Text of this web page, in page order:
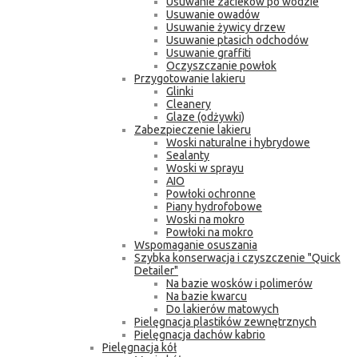
Usuwanie owadów
Usuwanie żywicy drzew
Usuwanie ptasich odchodów
Usuwanie graffiti
Oczyszczanie powłok
Przygotowanie lakieru
Glinki
Cleanery
Glaze (odżywki)
Zabezpieczenie lakieru
Woski naturalne i hybrydowe
Sealanty
Woski w sprayu
AIO
Powłoki ochronne
Piany hydrofobowe
Woski na mokro
Powłoki na mokro
Wspomaganie osuszania
Szybka konserwacja i czyszczenie "Quick
Detailer"
Na bazie wosków i polimerów
Na bazie kwarcu
Do lakierów matowych
Pielęgnacja plastików zewnętrznych
Pielęgnacja dachów kabrio
Pielęgnacja kół